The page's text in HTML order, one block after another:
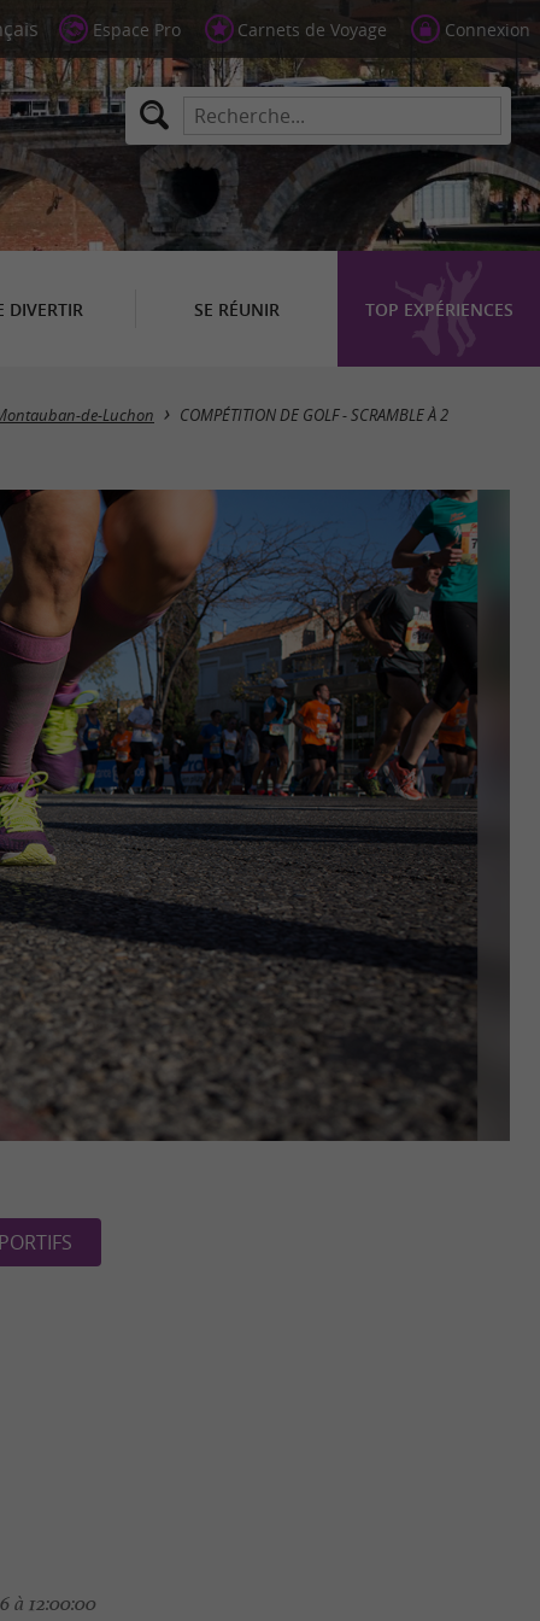
Espace Pro Carnets de Voyage Connexion
DIVERTIR SE RÉUNIR TOP EXPÉRIENCES
de-Luchon COMPÉTITION DE GOLF - SCRAMBLE À 2
à 12:00:00